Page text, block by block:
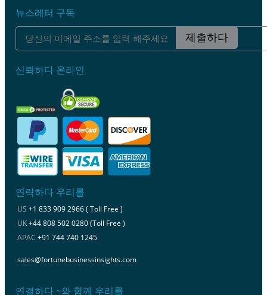
뉴스레터 구독
제출하다
신뢰하다 온라인
연락하다 우리를
US +1 833 909 2966 ( Toll Free )
UK+44 808 502 0280 (Toll Free )
APAC +91 744 740 1245
sales@fortunebusinessinsights.com
연결하다 ~와 함께 우리를